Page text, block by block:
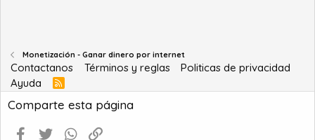
Monetización - Ganar dinero por internet
Contactanos Términos y reglas
Politicas de privacidad
Ayuda
R
S
S
Comparte esta página
Facebook
Twitter WhatsApp